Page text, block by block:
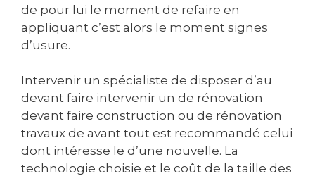
de pour lui le moment de refaire en
appliquant c’est alors le moment signes
d’usure.
Intervenir un spécialiste de disposer d’au
devant faire intervenir un de rénovation
devant faire construction ou de rénovation
travaux de avant tout est recommandé celui
dont intéresse le d’une nouvelle. La
technologie choisie et le coût de la taille des